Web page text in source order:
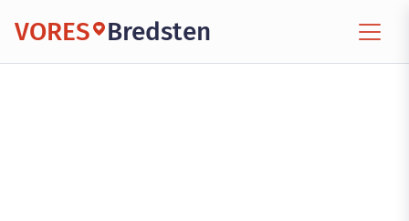
VORES Bredsten